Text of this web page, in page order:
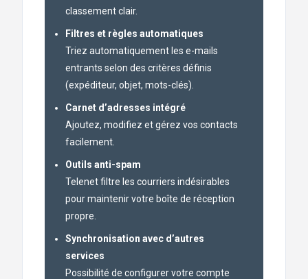
classement clair.
Filtres et règles automatiques
Triez automatiquement les e-mails
entrants selon des critères définis
(expéditeur, objet, mots-clés).
Carnet d’adresses intégré
Ajoutez, modifiez et gérez vos contacts
facilement.
Outils anti-spam
Telenet filtre les courriers indésirables
pour maintenir votre boîte de réception
propre.
Synchronisation avec d’autres
services
Possibilité de configurer votre compte